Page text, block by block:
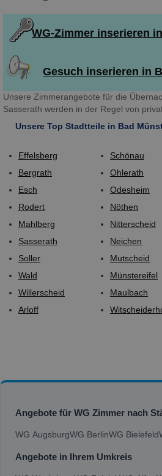
WG-Zimmer inserieren
Gesuch inserieren in
Unsere Zimmerangebote für die
Sasserath werden in der Regel von
Unsere Top Stadtteile in Bad
Effelsberg
Bergrath
Esch
Rodert
Mahlberg
Sasserath
Soller
Wald
Willerscheid
Arloff
Schönau
Ohlerath
Odesheim
Nöthen
Nitterscheid
Neichen
Mutscheid
Münstereifel
Maulbach
Angebote für WG Zimmer nach
WG AugsburgWG BerlinWG Bielefeld
Angebote in Ihrem Umkreis